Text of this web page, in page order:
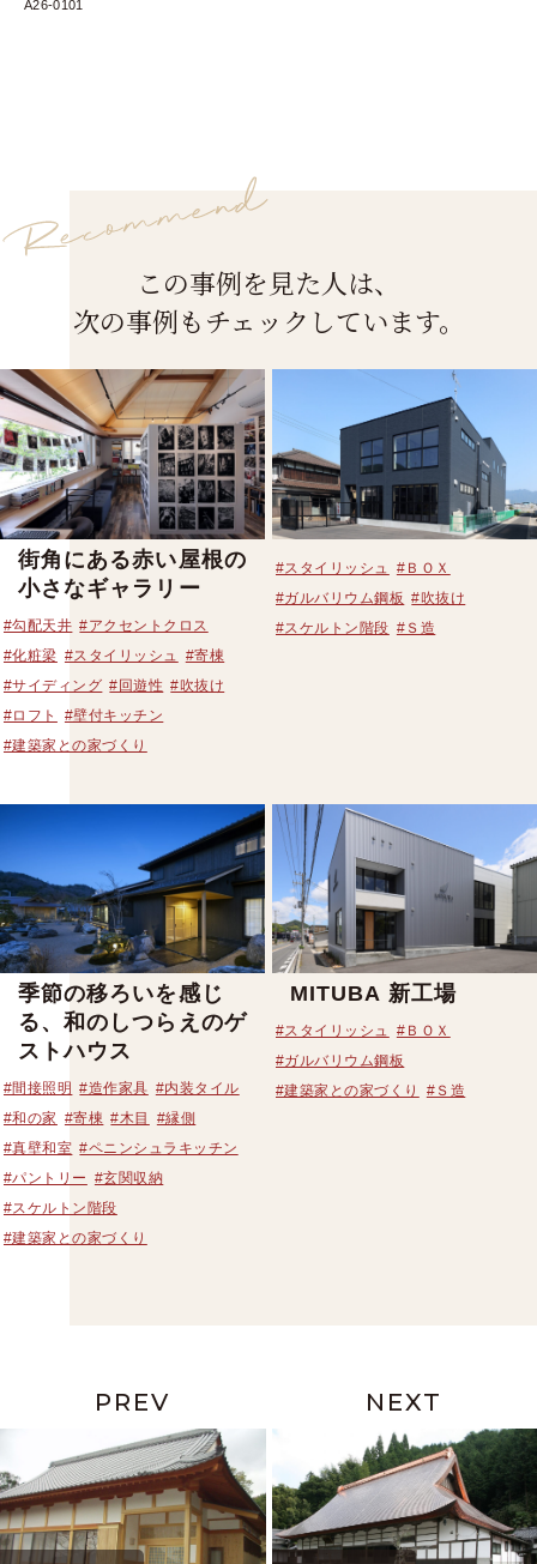
A26-0101
この事例を見た人は、
次の事例もチェックしています。
街角にある赤い屋根の
小さなギャラリー
#勾配天井 #アクセントクロス
#化粧梁 #スタイリッシュ
#寄棟
#サイディング #回遊性 #吹抜け
#ロフト
#壁付キッチン
#建築家との家づくり
#スタイリッシュ
#ＢＯＸ
#ガルバリウム鋼板 #吹抜け
#スケルトン階段 #Ｓ造
季節の移ろいを感じ
る、和のしつらえのゲ
ストハウス
#間接照明 #造作家具 #内装タイル
#和の家 #寄棟 #木目
#縁側
#真壁和室 #ペニンシュラキッチン
#パントリー #玄関収納
#スケルトン階段
#建築家との家づくり
MITUBA 新工場
#スタイリッシュ #ＢＯＸ
#ガルバリウム鋼板
#建築家との家づくり
#Ｓ造
PREV NEXT